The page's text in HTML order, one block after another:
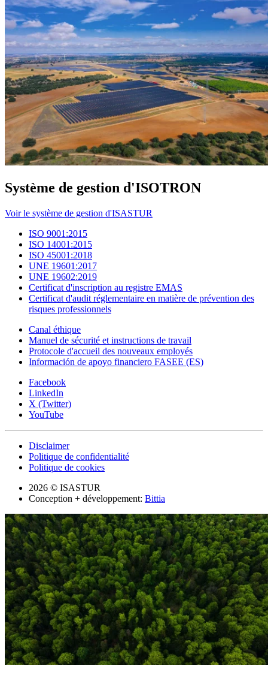
Système de gestion d'ISOTRON
Voir le système de gestion d'ISASTUR
ISO 9001:2015
ISO 14001:2015
ISO 45001:2018
UNE 19601:2017
UNE 19602:2019
Certificat d'inscription au registre EMAS
Certificat d'audit réglementaire en matière de prévention des
risques professionnels
Canal éthique
Manuel de sécurité et instructions de travail
Protocole d'accueil des nouveaux employés
Información de apoyo financiero FASEE (ES)
Facebook
LinkedIn
X (Twitter)
YouTube
Disclaimer
Politique de confidentialité
Politique de cookies
2026 © ISASTUR
Conception + développement: Bittia